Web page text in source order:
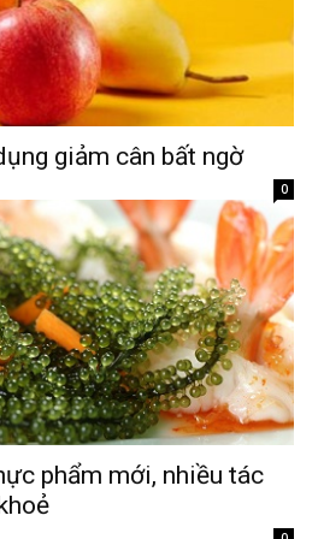
giảm cân bất ngờ
0
phẩm mới, nhiều tác